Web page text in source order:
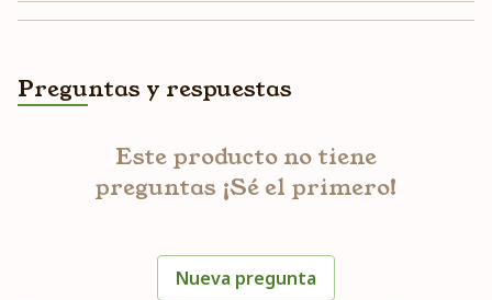
Preguntas y respuestas
Este producto no tiene
preguntas ¡Sé el primero!
Nueva pregunta